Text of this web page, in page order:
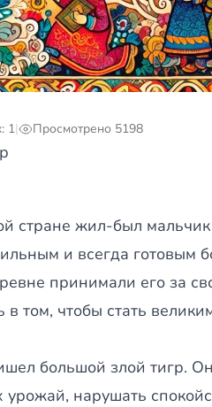
1| Просмотрено 5198
стране жил-был
и всегда готовым
принимали его за
в том, чтобы стать
большой злой тигр. Он
нарушать